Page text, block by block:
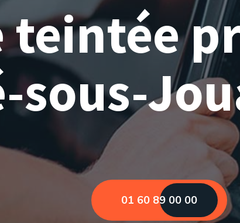
sous-
01 60 89 00 00